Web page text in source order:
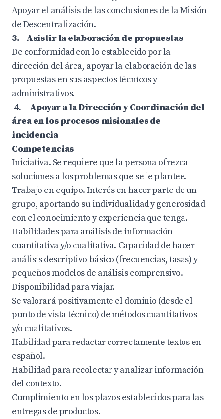
Apoyar el análisis de las conclusiones de la Misión
de Descentralización.
3. Asistir la elaboración de propuestas
De conformidad con lo establecido por la
dirección del área, apoyar la elaboración de las
propuestas en sus aspectos técnicos y
administrativos.
4.
Apoyar a la Dirección y Coordinación del
área en los procesos misionales de
incidencia
Competencias
Iniciativa. Se requiere que la persona ofrezca
soluciones a los problemas que se le plantee.
Trabajo en equipo. Interés en hacer parte de un
grupo, aportando su individualidad y generosidad
con el conocimiento y experiencia que tenga.
Habilidades para análisis de información
cuantitativa y/o cualitativa. Capacidad de hacer
análisis descriptivo básico (frecuencias, tasas) y
pequeños modelos de análisis comprensivo.
Disponibilidad para viajar.
Se valorará positivamente el dominio (desde el
punto de vista técnico) de métodos cuantitativos
y/o cualitativos.
Habilidad para redactar correctamente textos en
español.
Habilidad para recolectar y analizar información
del contexto.
Cumplimiento en los plazos establecidos para las
entregas de productos.